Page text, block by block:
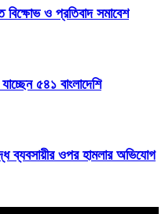
বিক্ষোভ ও প্রতিবাদ সমাবেশ
৫৪১ বাংলাদেশি
ব্যবসায়ীর ওপর হামলার অভিযোগ